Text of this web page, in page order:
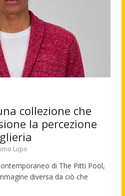
collezione che
la percezione
Lupo
di The Pitti Pool,
diversa da ciò che